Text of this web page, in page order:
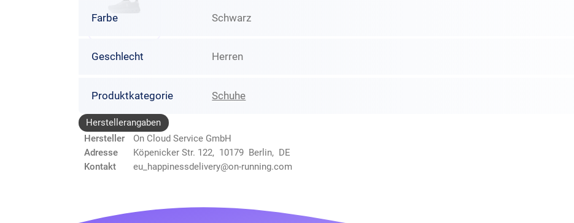
Farbe Schwarz
Geschlecht Herren
Produktkategorie Schuhe
Herstellerangaben
Hersteller
On Cloud Service GmbH
Adresse
Köpenicker Str. 122, 10179 Berlin, DE
Kontakt
eu_happinessdelivery@on-running.com